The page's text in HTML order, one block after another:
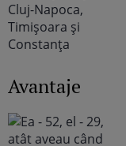
Avantaje